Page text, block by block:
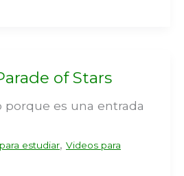
of Stars
porque es una entrada
estudiar, Videos para